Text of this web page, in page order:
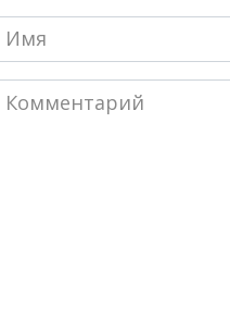
Имя
Комментарий